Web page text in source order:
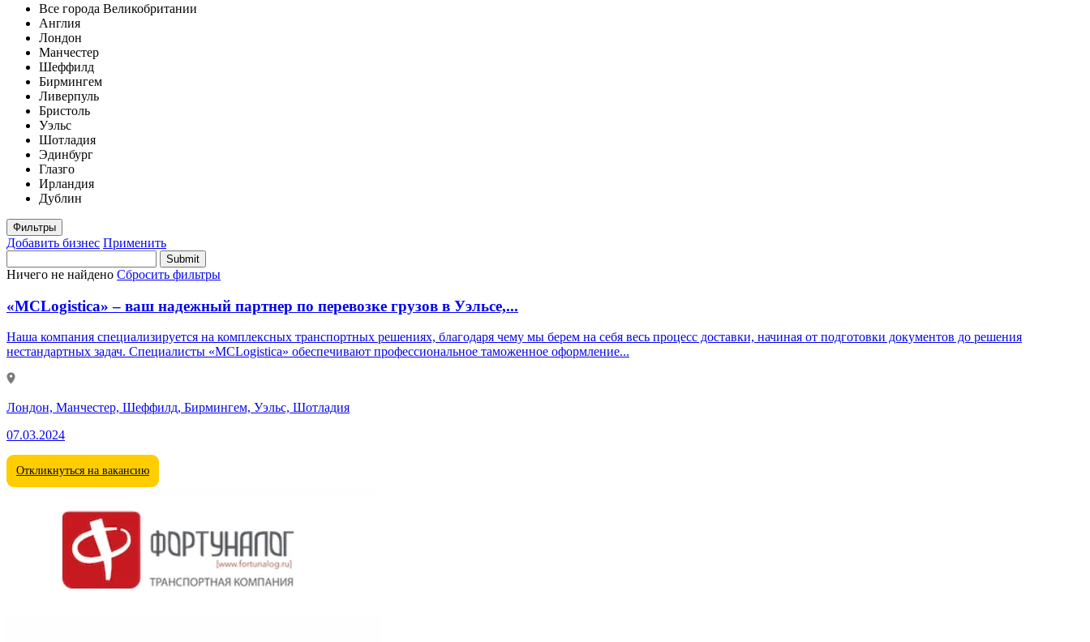
Все города Великобритании
Англия
Лондон
Манчестер
Шеффилд
Бирмингем
Ливерпуль
Бристоль
Уэльс
Шотладия
Эдинбург
Глазго
Ирландия
Дублин
Фильтры
Добавить бизнес Применить
Ничего не найдено Сбросить фильтры
«MCLogistica» – ваш надежный партнер по перевозке грузов в Уэльсе,...
Наша компания специализируется на комплексных транспортных решениях, благодаря чему мы берем на себя весь процесс доставки, начиная от подготовки документов до решения
нестандартных задач. Специалисты «MCLogistica» обеспечивают профессиональное таможенное оформление...
Лондон, Манчестер, Шеффилд, Бирмингем, Уэльс, Шотладия
07.03.2024
Откликнуться на вакансию